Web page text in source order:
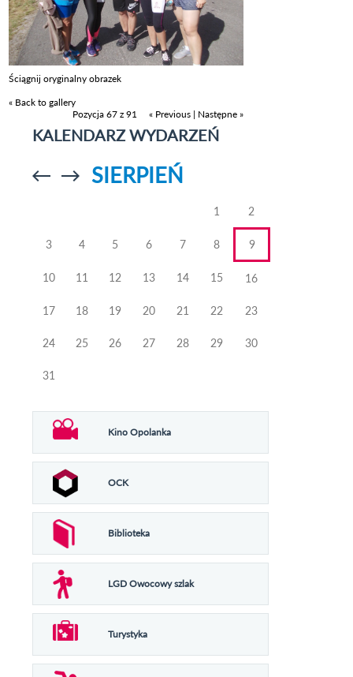
Ściągnij oryginalny obrazek
« Back to gallery
Pozycja 67 z 91
« Previous | Następne »
KALENDARZ WYDARZEŃ
Przejdź doPrzejdź do
SIERPIEŃ
1 2
3 4 5 6 7 8 9
10 11 12 13 14 15 16
17 18 19 20 21 22 23
24 25 26 27 28 29 30
31
Kino Opolanka
OCK
Biblioteka
LGD Owocowy szlak
Turystyka